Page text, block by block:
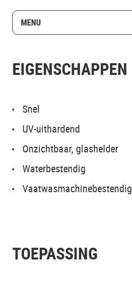
MENU
EIGENSCHAPPEN
Snel
UV-uithardend
Onzichtbaar, glashelder
Waterbestendig
Vaatwasmachinebestendig
TOEPASSING